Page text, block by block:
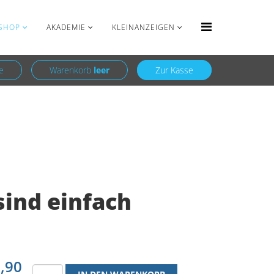
AKADEMIE KLEINANZEIGEN
Warenkorb leer Zur Kasse
einfach